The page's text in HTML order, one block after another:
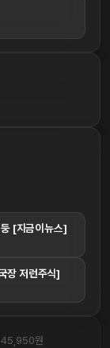
[지금이뉴스]
장 저런주식]
45,950원